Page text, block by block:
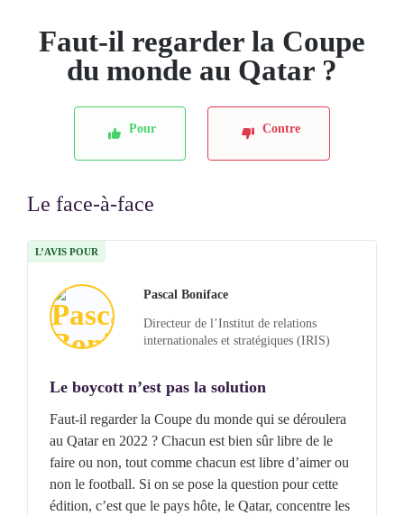
Faut-il regarder la Coupe
du monde au Qatar ?
Pour Contre
Le face-à-face
L’AVIS POUR
Pascal Boniface
Directeur de l’Institut de relations
internationales et stratégiques (IRIS)
Le boycott n’est pas la solution
Faut-il regarder la Coupe du monde qui se déroulera
au Qatar en 2022 ? Chacun est bien sûr libre de le
faire ou non, tout comme chacun est libre d’aimer ou
non le football. Si on se pose la question pour cette
édition, c’est que le pays hôte, le Qatar, concentre les